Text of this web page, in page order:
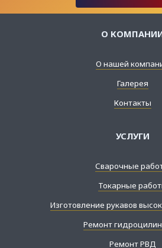
О
О нашей
Галерея
Контакты
УСЛУГИ
Сварочные
Токарные
Изготовление рукавов
Ремонт
Ремонт РВД